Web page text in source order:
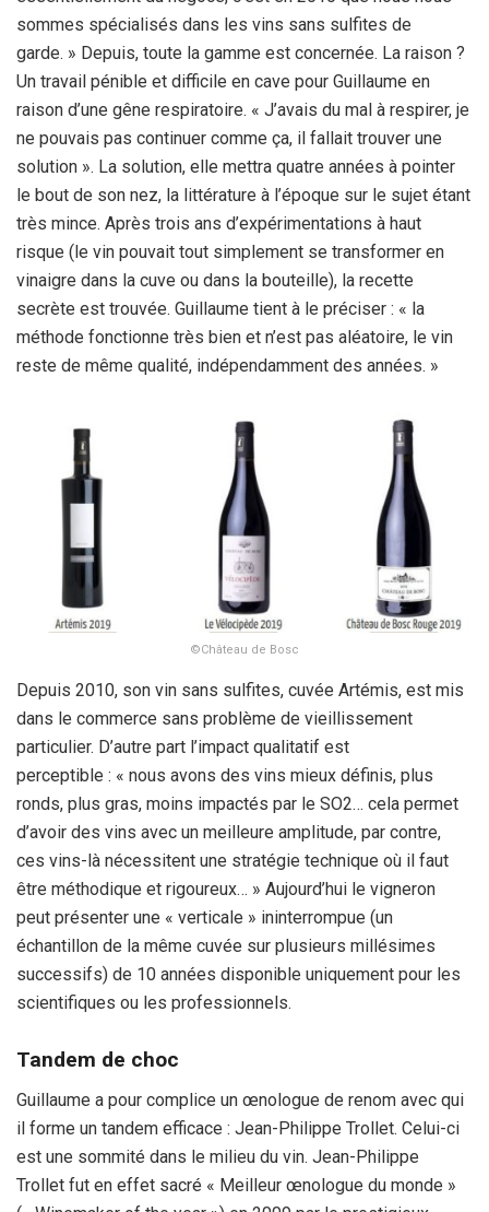
sommes spécialisés dans les vins sans sulfites de
garde. » Depuis, toute la gamme est concernée. La raison ?
Un travail pénible et difficile en cave pour Guillaume en
raison d’une gêne respiratoire. « J’avais du mal à respirer, je
ne pouvais pas continuer comme ça, il fallait trouver une
solution ». La solution, elle mettra quatre années à pointer
le bout de son nez, la littérature à l’époque sur le sujet étant
très mince. Après trois ans d’expérimentations à haut
risque (le vin pouvait tout simplement se transformer en
vinaigre dans la cuve ou dans la bouteille), la recette
secrète est trouvée. Guillaume tient à le préciser : « la
méthode fonctionne très bien et n’est pas aléatoire, le vin
reste de même qualité, indépendamment des années. »
©Château de Bosc
Depuis 2010, son vin sans sulfites, cuvée Artémis, est mis
dans le commerce sans problème de vieillissement
particulier. D’autre part l’impact qualitatif est
perceptible : « nous avons des vins mieux définis, plus
ronds, plus gras, moins impactés par le SO2… cela permet
d’avoir des vins avec un meilleure amplitude, par contre,
ces vins-là nécessitent une stratégie technique où il faut
être méthodique et rigoureux… » Aujourd’hui le vigneron
peut présenter une « verticale » ininterrompue (un
échantillon de la même cuvée sur plusieurs millésimes
successifs) de 10 années disponible uniquement pour les
scientifiques ou les professionnels.
Tandem de choc
Guillaume a pour complice un œnologue de renom avec qui
il forme un tandem efficace : Jean-Philippe Trollet. Celui-ci
est une sommité dans le milieu du vin. Jean-Philippe
Trollet fut en effet sacré « Meilleur œnologue du monde »